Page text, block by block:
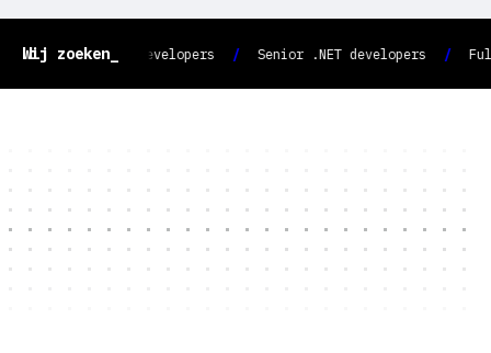
Wij zoeken_
Medior .NET developers Senior .NET developers Full